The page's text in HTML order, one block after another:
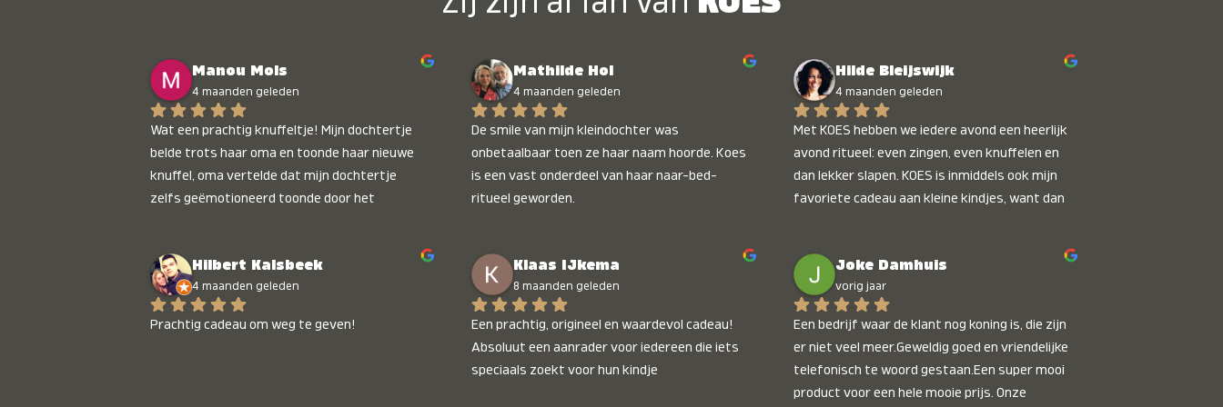
Manou Mols
4 maanden geleden
Wat een prachtig knuffeltje! Mijn dochtertje
belde trots haar oma en toonde haar nieuwe
knuffel, oma vertelde dat mijn dochtertje
zelfs geëmotioneerd toonde door het
Mathilde Hol
4 maanden geleden
De smile van mijn kleindochter was
onbetaalbaar toen ze haar naam hoorde. Koes
is een vast onderdeel van haar naar-bed-
ritueel geworden.
Hilde Bleijswijk
4 maanden geleden
Met KOES hebben we iedere avond een heerlijk
avond ritueel: even zingen, even knuffelen en
dan lekker slapen. KOES is inmiddels ook mijn
favoriete cadeau aan kleine kindjes, want dan
onbetaalbaar :)
Hilbert Kalsbeek
4 maanden geleden
Prachtig cadeau om weg te geven!
Klaas IJkema
8 maanden geleden
Een prachtig, origineel en waardevol cadeau!
Absoluut een aanrader voor iedereen die iets
speciaals zoekt voor hun kindje
Joke Damhuis
vorig jaar
Een bedrijf waar de klant nog koning is, die zijn
er niet veel meer.Geweldig goed en vriendelijke
telefonisch te woord gestaan.Een super mooi
product voor een hele mooie prijs. Onze